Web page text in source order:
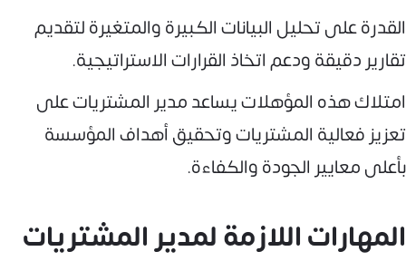
القدرة على تحليل البيانات الكبيرة والمتغيرة لتقديم
تقارير دقيقة ودعم اتخاذ القرارات الاستراتيجية.
امتلاك هذه المؤهلات يساعد مدير المشتريات على
تعزيز فعالية المشتريات وتحقيق أهداف المؤسسة
بأعلى معايير الجودة والكفاءة.
المهارات اللازمة لمدير المشتريات